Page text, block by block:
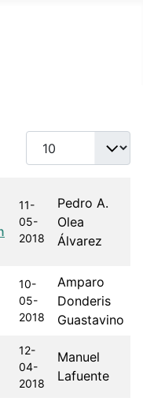
Cantidad a mostrar
11-
05-
2018
Pedro A.
Olea
Álvarez
10-
05-
2018
Amparo
Donderis
Guastavino
12-
04-
2018
Manuel
Lafuente